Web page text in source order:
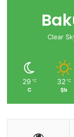
Clear
29 ℃
C
32 ℃
Şb